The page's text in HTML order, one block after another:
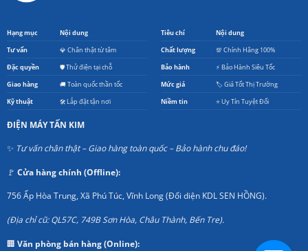
Hạng mục Nội dung
Tư vấn 💎 Chân thật từ tâm
Đặc quyền 🛡️ Thử điện tại chỗ
Giao hàng 🚚 Toàn quốc thần tốc
Kỹ thuật 🛠️ Lắp đặt tận nơi
Tiêu chí Nội dung
Chất lượng 💯 Chính Hãng 100%
Bảo hành ⚡ Bảo Hành Siêu Tốc
Mức giá 🏷️ Giá Tốt Thị Trường
Niềm tin ⭐ Uy Tín Tuyệt Đối
ĐIỆN MÁY TẤN KIM
✨ Tư vấn chân thật – Giao hàng toàn quốc – Bảo hành chu đáo!
🚩 Cửa hàng chính (Offline):
756 Ấp Hòa Trung, Xã Phú Túc, Vĩnh Long (Đối diện KDL SEN HỒNG).
(Địa chỉ cũ: QL57C, 749B Sơn Hòa, Châu Thành, Bến Tre).
🏢 Văn phòng bán hàng (Online):